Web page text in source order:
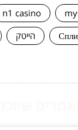
n1 casino
הייטק